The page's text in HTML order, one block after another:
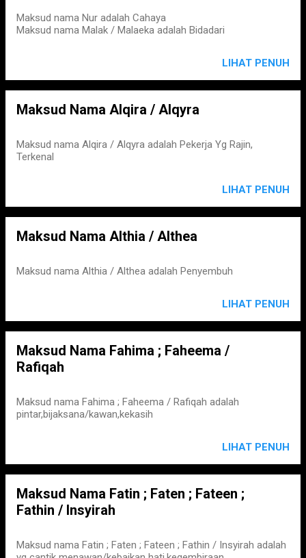
Maksud nama Nur adalah Cahaya
Maksud nama Malak / Malaeka adalah Bidadari
LIHAT PENUH
Maksud Nama Alqira / Alqyra
Maksud nama Alqira / Alqyra adalah Pekerja Yg Rajin,
Terkenal
LIHAT PENUH
Maksud Nama Althia / Althea
Maksud nama Althia / Althea adalah Penyembuh
LIHAT PENUH
Maksud Nama Fahima ; Faheema /
Rafiqah
Maksud nama Fahima ; Faheema / Rafiqah adalah
pintar,bijaksana/kawan,kekasih
LIHAT PENUH
Maksud Nama Fatin ; Faten ; Fateen ;
Fathin / Insyirah
Maksud nama Fatin ; Faten ; Fateen ; Fathin / Insyirah adalah